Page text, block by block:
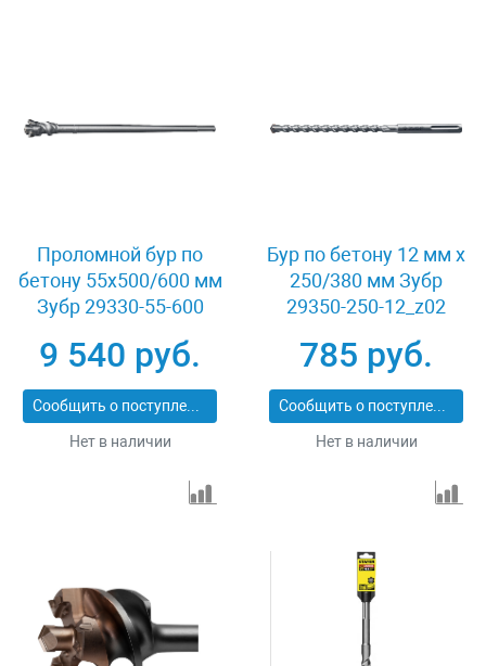
Проломной бур по
бетону 55х500/600 мм
Зубр 29330-55-600
9 540 руб.
Сообщить о поступлении
Нет в наличии
Бур по бетону 12 мм x
250/380 мм Зубр
29350-250-12_z02
785 руб.
Сообщить о поступлении
Нет в наличии